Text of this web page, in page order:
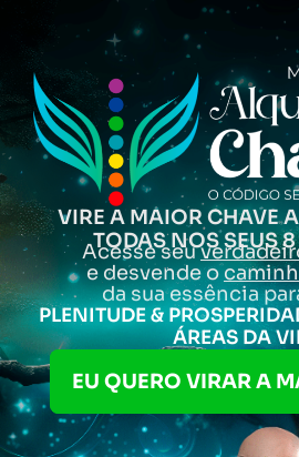
VIRE A MAIOR CHAVE
TODAS NOS SEUS
Acesse seu
e desvende o
da sua essência
PLENITUDE &
ÁREAS DA
EU QUERO VIRAR A